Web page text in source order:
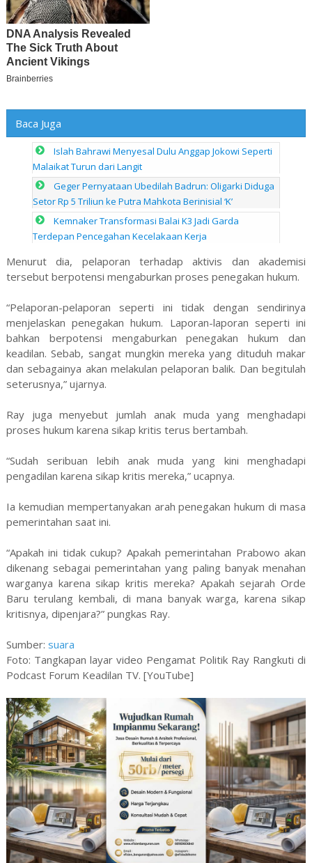
Baca Juga
Islah Bahrawi Menyesal Dulu Anggap Jokowi Seperti
Malaikat Turun dari Langit
Geger Pernyataan Ubedilah Badrun: Oligarki Diduga
Setor Rp 5 Triliun ke Putra Mahkota Berinisial ‘K’
Kemnaker Transformasi Balai K3 Jadi Garda
Terdepan Pencegahan Kecelakaan Kerja
Menurut dia, pelaporan terhadap aktivis dan akademisi
tersebut berpotensi mengaburkan proses penegakan hukum.
“Pelaporan-pelaporan seperti ini tidak dengan sendirinya
menjelaskan penegakan hukum. Laporan-laporan seperti ini
bahkan berpotensi mengaburkan penegakan hukum dan
keadilan. Sebab, sangat mungkin mereka yang dituduh makar
dan sebagainya akan melakulan pelaporan balik. Dan begitulah
seterusnya,” ujarnya.
Ray juga menyebut jumlah anak muda yang menghadapi
proses hukum karena sikap kritis terus bertambah.
“Sudah seribuan lebih anak muda yang kini menghadapi
pengadilan karena sikap kritis mereka,” ucapnya.
Ia kemudian mempertanyakan arah penegakan hukum di masa
pemerintahan saat ini.
“Apakah ini tidak cukup? Apakah pemerintahan Prabowo akan
dikenang sebagai pemerintahan yang paling banyak menahan
warganya karena sikap kritis mereka? Apakah sejarah Orde
Baru terulang kembali, di mana banyak warga, karena sikap
kritisnya, dipenjara?” pungkas Ray.
Sumber: suara
Foto: Tangkapan layar video Pengamat Politik Ray Rangkuti di
Podcast Forum Keadilan TV. [YouTube]